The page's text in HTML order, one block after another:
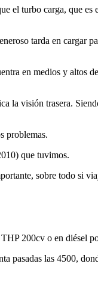
el turbo carga, que
tarda en cargar
en medios y altos
la visión trasera.
problemas.
que tuvimos.
sobre todo si
200cv o en diésel
pasadas las 4500,